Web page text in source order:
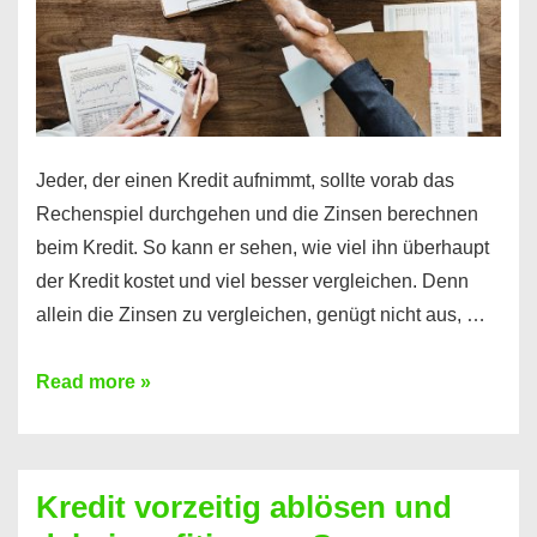
Jeder, der einen Kredit aufnimmt, sollte vorab das
Rechenspiel durchgehen und die Zinsen berechnen
beim Kredit. So kann er sehen, wie viel ihn überhaupt
der Kredit kostet und viel besser vergleichen. Denn
allein die Zinsen zu vergleichen, genügt nicht aus, …
Ganz
Kredit
Read more »
Kredit vorzeitig ablösen und